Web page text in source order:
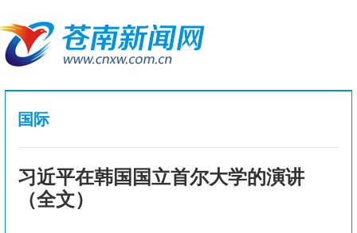
国际
习近平在韩国国立首尔大学的演讲
（全文）